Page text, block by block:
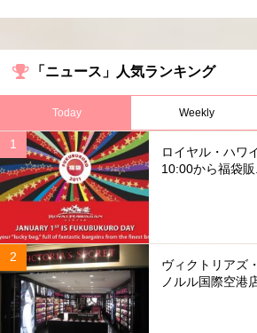
「ニュース」人気ランキング
Today Weekly
ロイヤル・ハワ
10:00から福袋販
ヴィクトリアズ
ノルル国際空港